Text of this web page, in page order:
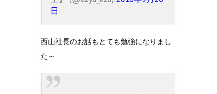
日
西山社長のお話もとても勉強になりまし
た～